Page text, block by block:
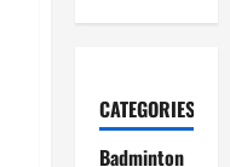
CATEGORIES
Badminton